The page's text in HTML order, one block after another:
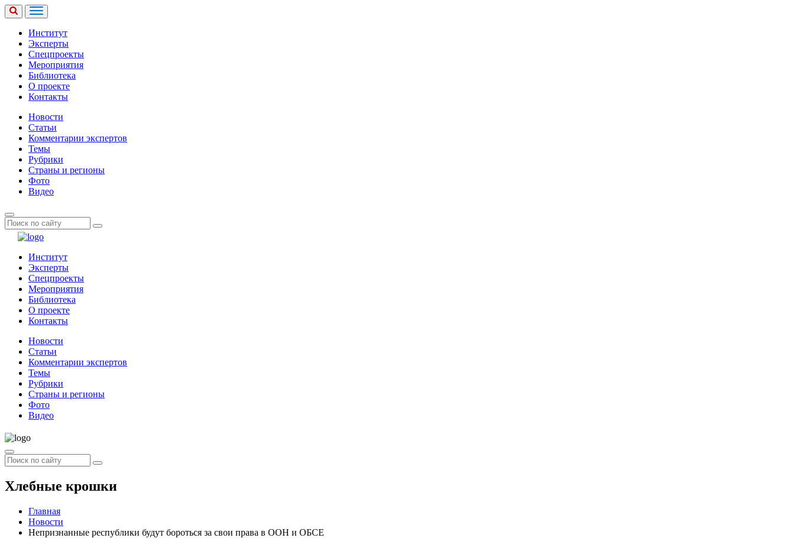
Институт
Эксперты
Спецпроекты
Мероприятия
Библиотека
О проекте
Контакты
Новости
Статьи
Комментарии экспертов
Темы
Рубрики
Страны и регионы
Фото
Видео
Институт
Эксперты
Спецпроекты
Мероприятия
Библиотека
О проекте
Контакты
Новости
Статьи
Комментарии экспертов
Темы
Рубрики
Страны и регионы
Фото
Видео
Хлебные крошки
Главная
Новости
Непризнанные республики будут бороться за свои права в ООН и ОБСЕ